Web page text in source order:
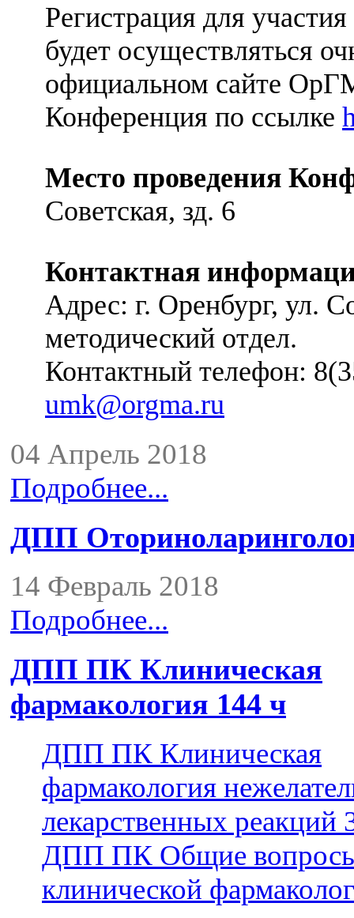
Регистрация для
будет осуществляться
официальном сайте
Конференция по ссылке
Место проведения
Советская, зд. 6
Контактная
Адрес: г. Оренбург, ул.
методический отдел.
Контактный телефон:
umk@orgma.ru
04 Апрель 2018
Подробнее...
ДПП
14 Февраль 2018
Подробнее...
ДПП ПК Клиническая
фармакология 144 ч
ДПП ПК Клиническая
фармакология
лекарственных реакций
ДПП ПК Общие
клинической